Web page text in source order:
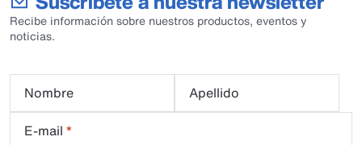
Recibe información sobre nuestros productos, eventos y
noticias.
Nombre
Apellido
E-mail *